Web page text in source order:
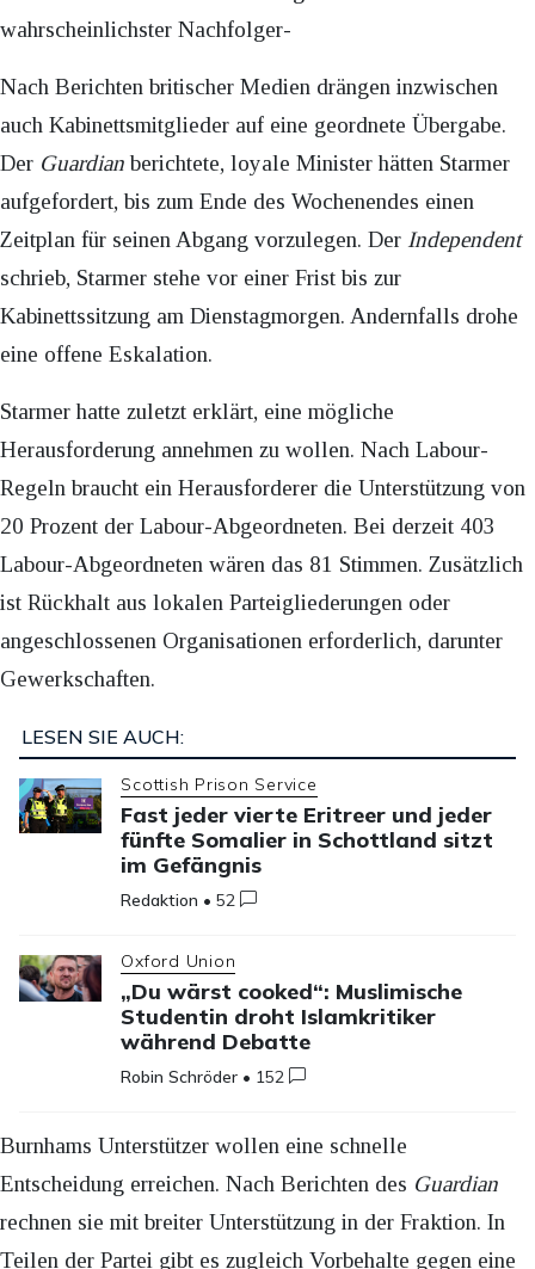
wahrscheinlichster Nachfolger-
Nach Berichten britischer Medien drängen inzwischen
auch Kabinettsmitglieder auf eine geordnete Übergabe.
Der Guardianberichtete, loyale Minister hätten Starmer
aufgefordert, bis zum Ende des Wochenendes einen
Zeitplan für seinen Abgang vorzulegen. Der Independent
schrieb, Starmer stehe vor einer Frist bis zur
Kabinettssitzung am Dienstagmorgen. Andernfalls drohe
eine offene Eskalation.
Starmer hatte zuletzt erklärt, eine mögliche
Herausforderung annehmen zu wollen. Nach Labour-
Regeln braucht ein Herausforderer die Unterstützung von
20 Prozent der Labour-Abgeordneten. Bei derzeit 403
Labour-Abgeordneten wären das 81 Stimmen. Zusätzlich
ist Rückhalt aus lokalen Parteigliederungen oder
angeschlossenen Organisationen erforderlich, darunter
Gewerkschaften.
LESEN SIE AUCH:
Scottish Prison Service
Fast jeder vierte Eritreer und jeder
fünfte Somalier in Schottland sitzt
im Gefängnis
Redaktion •52
Oxford Union
„Du wärst cooked“: Muslimische
Studentin droht Islamkritiker
während Debatte
Robin Schröder • 152
Burnhams Unterstützer wollen eine schnelle
Entscheidung erreichen. Nach Berichten des Guardian
rechnen sie mit breiter Unterstützung in der Fraktion. In
Teilen der Partei gibt es zugleich Vorbehalte gegen eine